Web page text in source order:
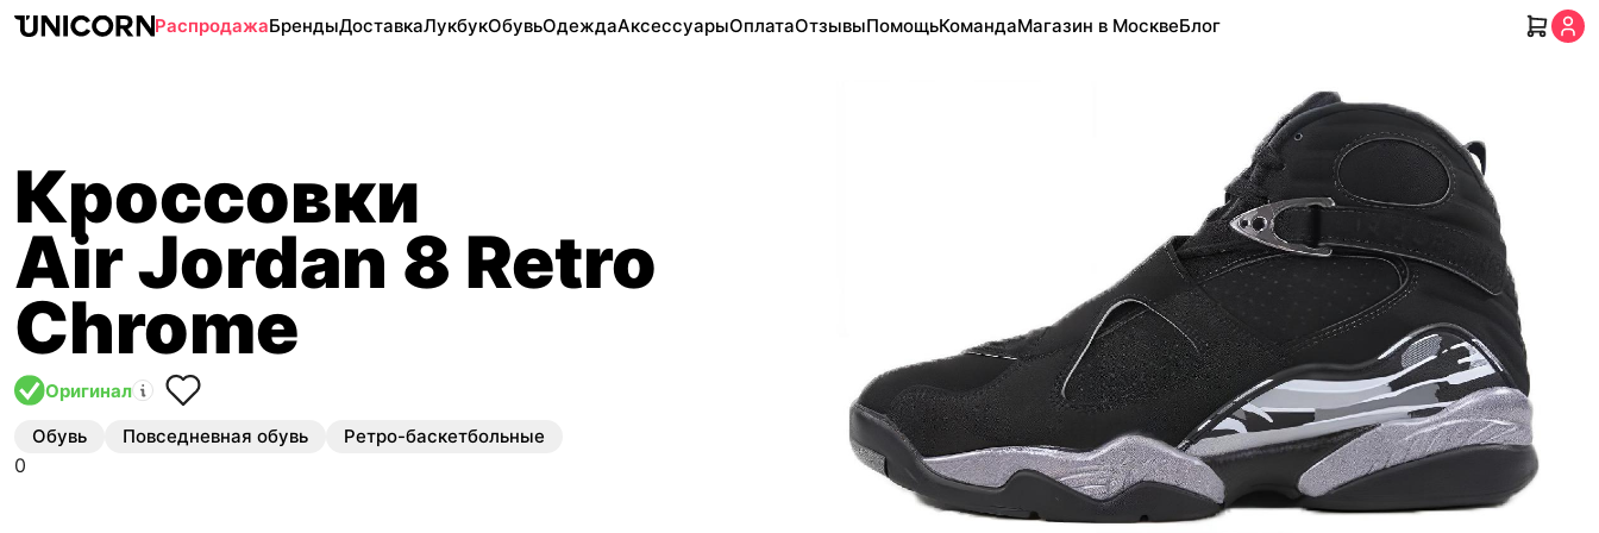
РаспродажаБрендыДоставкаЛукбукОбувьОдеждаАксессуарыОплатаОтзывыПомощьКомандаМагазин в МосквеБлог
Кроссовки
Air Jordan 8 Retro
Chrome
Оригинал
Обувь Повседневная обувь Ретро-баскетбольные
0